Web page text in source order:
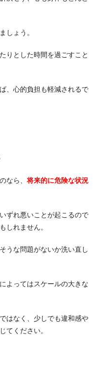
しょう。
りとした時間を過ごすこと
、心的負担も軽減されるで
なら、将来的に危険な状況
ずれ悪いことが起こるので
しれません。
うな問題がないか洗い直し
よってはスケールの大きな
はなく、少しでも違和感や
てください。